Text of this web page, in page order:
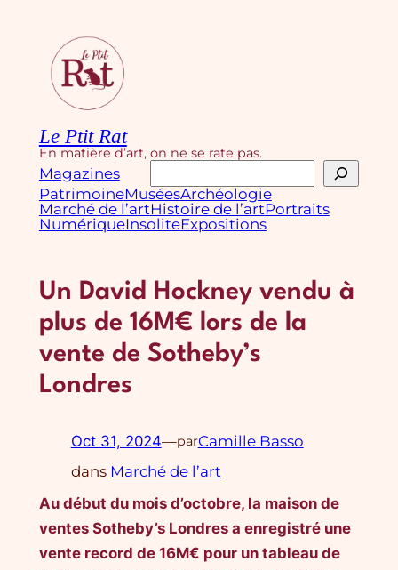
contenu
Le Ptit Rat
En matière d’art, on ne se rate pas.
Magazines
Rechercher
PatrimoineMuséesArchéologie
Marché de l’artHistoire de l’artPortraits
NumériqueInsoliteExpositions
Un David Hockney vendu à
plus de 16M€ lors de la
vente de Sotheby’s
Londres
Oct 31, 2024—parCamille Basso
dans Marché de l’art
Au début du mois d’octobre, la maison de
ventes Sotheby’s Londres a enregistré une
vente record de 16M€ pour un tableau de